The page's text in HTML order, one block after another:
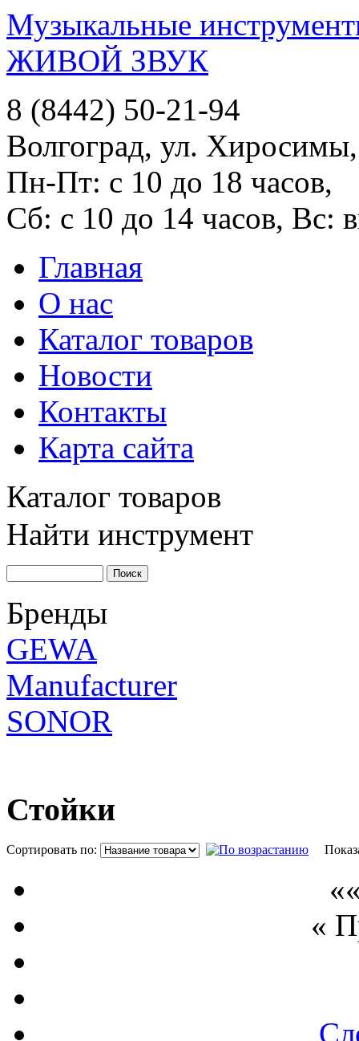
Музыкальные
ЖИВОЙ ЗВУК
8 (8442) 50-21-94
Волгоград, ул.
Пн-Пт: с 10 до 18 часов,
Сб: с 10 до 14 часов, Вс:
Главная
О нас
Каталог товаров
Новости
Контакты
Карта сайта
Каталог товаров
Найти инструмент
Бренды
GEWA
Manufacturer
SONOR
Стойки
Сортировать по:
«